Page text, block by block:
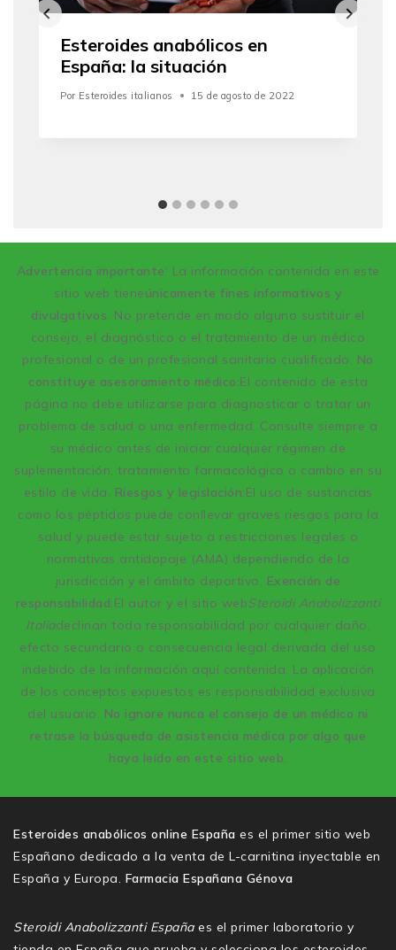
Esteroides anabólicos en
España: la situación
Por Esteroides italianos 15 de agosto de 2022
Advertencia importante: La información contenida en este
sitio web tieneúnicamente fines informativos y
divulgativos. No pretende en modo alguno sustituir el
consejo, el diagnóstico o el tratamiento de un médico
profesional o de un profesional sanitario cualificado. No
constituye asesoramiento médico:El contenido de esta
página no debe utilizarse para diagnosticar o tratar un
problema de salud o una enfermedad. Consulte siempre a
su médico antes de iniciar cualquier régimen de
suplementación, tratamiento farmacológico o cambio en su
estilo de vida. Riesgos y legislación:El uso de sustancias
como los péptidos puede conllevar graves riesgos para la
salud y puede estar sujeto a restricciones legales o
normativas antidopaje (AMA) dependiendo de la
jurisdicción y el ámbito deportivo. Exención de
responsabilidad:El autor y el sitio webSteroidi Anabolizzanti
Italiadeclinan toda responsabilidad por cualquier daño,
efecto secundario o consecuencia legal derivada del uso
indebido de la información aquí contenida. La aplicación
de los conceptos expuestos es responsabilidad exclusiva
del usuario. No ignore nunca el consejo de un médico ni
retrase la búsqueda de asistencia médica por algo que
haya leído en este sitio web.
Esteroides anabólicos online España es el primer sitio web
Españano dedicado a la venta de L-carnitina inyectable en
España y Europa. Farmacia Españana Génova
Steroidi Anabolizzanti Españaes el primer laboratorio y